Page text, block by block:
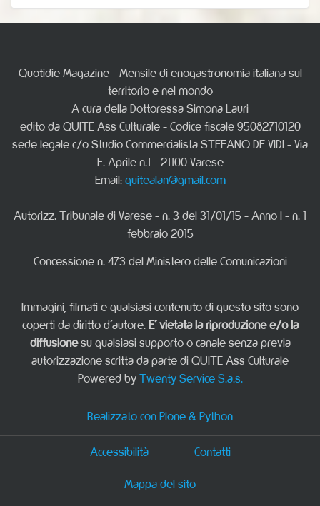
Quotidie Magazine - Mensile di enogastronomia italiana sul
territorio e nel mondo
A cura della Dottoressa Simona Lauri
edito da QUITE Ass Culturale - Codice fiscale 95082710120
sede legale c/o Studio Commercialista STEFANO DE VIDI - Via
F. Aprile n.1 - 21100 Varese
Email: quitealan@gmail.com
Autorizz. Tribunale di Varese - n. 3 del 31/01/15 - Anno I - n. 1
febbraio 2015
Concessione n. 473 del Ministero delle Comunicazioni
Immagini, filmati e qualsiasi contenuto di questo sito sono
coperti da diritto d'autore. E' vietata la riproduzione e/o la
diffusionesu qualsiasi supporto o canale senza previa
autorizzazione scritta da parte di QUITE Ass Culturale
Powered by Twenty Service S.a.s.
Realizzato con Plone & Python
Accessibilità Contatti
Mappa del sito